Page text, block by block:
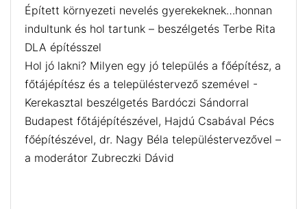
Épített környezeti nevelés gyerekeknek…honnan
indultunk és hol tartunk – beszélgetés Terbe Rita
DLA építésszel
Hol jó lakni? Milyen egy jó település a főépítész, a
főtájépítész és a településtervező szemével -
Kerekasztal beszélgetés Bardóczi Sándorral
Budapest főtájépítészével, Hajdú Csabával Pécs
főépítészével, dr. Nagy Béla településtervezővel –
a moderátor Zubreczki Dávid